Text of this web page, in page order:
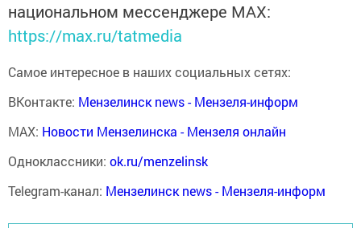
национальном мессенджере MАХ:
https://max.ru/tatmedia
Самое интересное в наших социальных сетях:
ВКонтакте: Мензелинск news - Мензеля-информ
MAX: Новости Мензелинска - Мензеля онлайн
Одноклассники: ok.ru/menzelinsk
Telegram-канал: Мензелинск news - Мензеля-информ